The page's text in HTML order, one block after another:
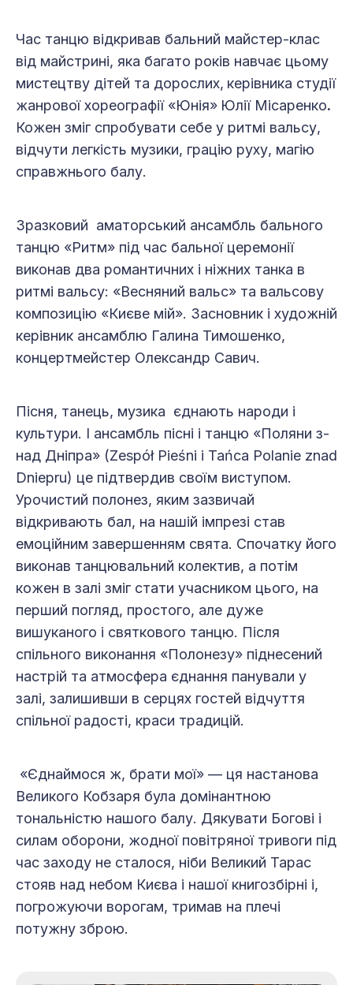
Час танцю відкривав бальний майстер-клас
від майстрині, яка багато років навчає цьому
мистецтву дітей та дорослих, керівника студії
жанрової хореографії «Юнія» Юлії Місаренко.
Кожен зміг спробувати себе у ритмі вальсу,
відчути легкість музики, грацію руху, магію
справжнього балу.
Зразковий аматорський ансамбль бального
танцю «Ритм» під час бальної церемонії
виконав два романтичних і ніжних танка в
ритмі вальсу: «Весняний вальс» та вальсову
композицію «Києве мій». Засновник і художній
керівник ансамблю Галина Тимошенко,
концертмейстер Олександр Савич.
Пісня, танець, музика єднають народи і
культури. І ансамбль пісні і танцю «Поляни з-
над Дніпра» (Zespół Pieśni i Tańca Polanie znad
Dniepru) це підтвердив своїм виступом.
Урочистий полонез, яким зазвичай
відкривають бал, на нашій імпрезі став
емоційним завершенням свята. Спочатку його
виконав танцювальний колектив, а потім
кожен в залі зміг стати учасником цього, на
перший погляд, простого, але дуже
вишуканого і святкового танцю. Після
спільного виконання «Полонезу» піднесений
настрій та атмосфера єднання панували у
залі, залишивши в серцях гостей відчуття
спільної радості, краси традицій.
«Єднаймося ж, брати мої» — ця настанова
Великого Кобзаря була домінантною
тональністю нашого балу. Дякувати Богові і
силам оборони, жодної повітряної тривоги під
час заходу не сталося, ніби Великий Тарас
стояв над небом Києва і нашої книгозбірні і,
погрожуючи ворогам, тримав на плечі
потужну зброю.